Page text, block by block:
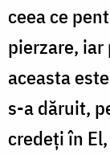
ceea ce
pierzare,
aceasta
s-a dăruit,
credeți în